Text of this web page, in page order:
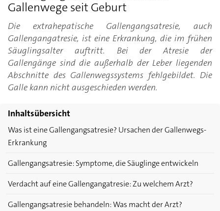
Gallenwege seit Geburt
Die extrahepatische Gallengangsatresie, auch
Gallengangatresie, ist eine Erkrankung, die im frühen
Säuglingsalter auftritt. Bei der Atresie der
Gallengänge sind die außerhalb der Leber liegenden
Abschnitte des Gallenwegssystems fehlgebildet. Die
Galle kann nicht ausgeschieden werden.
Inhaltsübersicht
Was ist eine Gallengangsatresie? Ursachen der Gallenwegs-
Erkrankung
Gallengangsatresie: Symptome, die Säuglinge entwickeln
Verdacht auf eine Gallengangatresie: Zu welchem Arzt?
Gallengangsatresie behandeln: Was macht der Arzt?